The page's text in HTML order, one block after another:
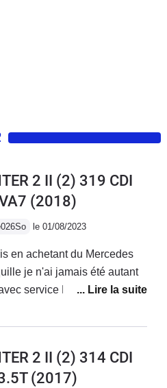
2 II (2) 319 CDI
(2018)
le 01/08/2023
en achetant du Mercedes
je n'ai jamais été autant
service Mercedes France
mes problèmes sur le
20000 kmBatterie qui a
qui se décolle, porte
2 II (2) 314 CDI
(2017)